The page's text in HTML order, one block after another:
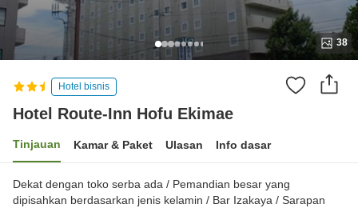
38
Hotel bisnis
Hotel Route-Inn Hofu Ekimae
Tinjauan Kamar & Paket Ulasan Info dasar
Dekat dengan toko serba ada / Pemandian besar yang
dipisahkan berdasarkan jenis kelamin / Bar Izakaya / Sarapan